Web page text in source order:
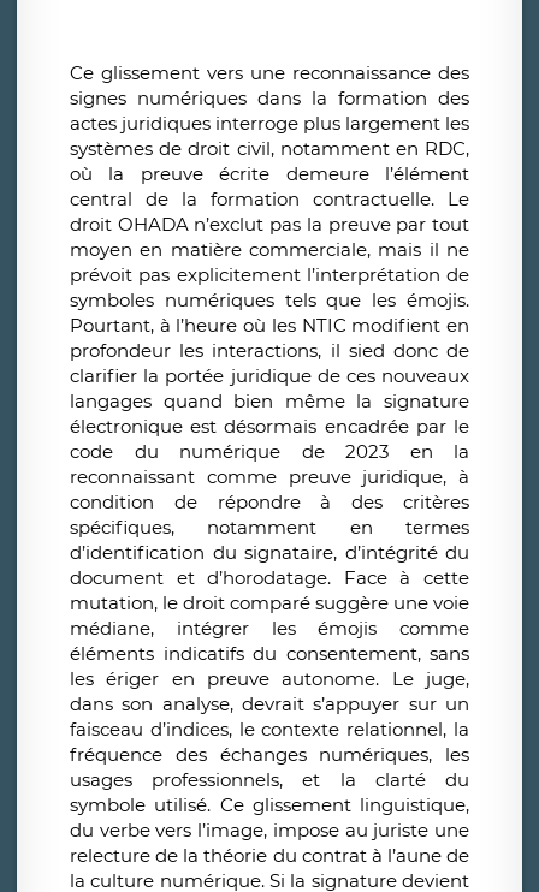
Ce glissement vers une reconnaissance des
signes numériques dans la formation des
actes juridiques interroge plus largement les
systèmes de droit civil, notamment en RDC,
où la preuve écrite demeure l’élément
central de la formation contractuelle. Le
droit OHADA n’exclut pas la preuve par tout
moyen en matière commerciale, mais il ne
prévoit pas explicitement l’interprétation de
symboles numériques tels que les émojis.
Pourtant, à l’heure où les NTIC modifient en
profondeur les interactions, il sied donc de
clarifier la portée juridique de ces nouveaux
langages quand bien même la signature
électronique est désormais encadrée par le
code du numérique de 2023 en la
reconnaissant comme preuve juridique, à
condition de répondre à des critères
spécifiques, notamment en termes
d’identification du signataire, d’intégrité du
document et d’horodatage. Face à cette
mutation, le droit comparé suggère une voie
médiane, intégrer les émojis comme
éléments indicatifs du consentement, sans
les ériger en preuve autonome. Le juge,
dans son analyse, devrait s’appuyer sur un
faisceau d’indices,le contexte relationnel, la
fréquence des échanges numériques, les
usages professionnels, et la clarté du
symbole utilisé. Ce glissement linguistique,
du verbe vers l’image, impose au juriste une
relecture de la théorie du contrat à l’aune de
la culture numérique. Si la signature devient